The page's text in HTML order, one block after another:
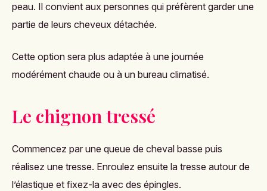
peau. Il convient aux personnes qui préfèrent garder une
partie de leurs cheveux détachée.
Cette option sera plus adaptée à une journée
modérément chaude ou à un bureau climatisé.
Le chignon tressé
Commencez par une queue de cheval basse puis
réalisez une tresse. Enroulez ensuite la tresse autour de
l’élastique et fixez-la avec des épingles.